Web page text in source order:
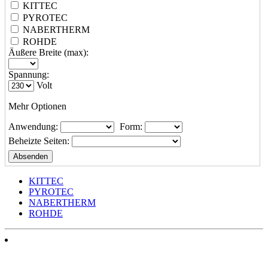
KITTEC
PYROTEC
NABERTHERM
ROHDE
Äußere Breite (max):
Spannung:
Volt
Mehr Optionen
Anwendung:
Form:
Beheizte Seiten:
KITTEC
PYROTEC
NABERTHERM
ROHDE